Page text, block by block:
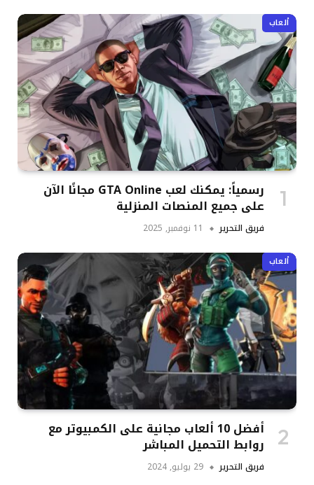
ألعاب
رسمياً: يمكنك لعب GTA Online مجانًا الآن
على جميع المنصات المنزلية
فريق التحرير 11 نوفمبر, 2025
ألعاب
أفضل 10 ألعاب مجانية على الكمبيوتر مع
روابط التحميل المباشر
فريق التحرير 29 يوليو, 2024